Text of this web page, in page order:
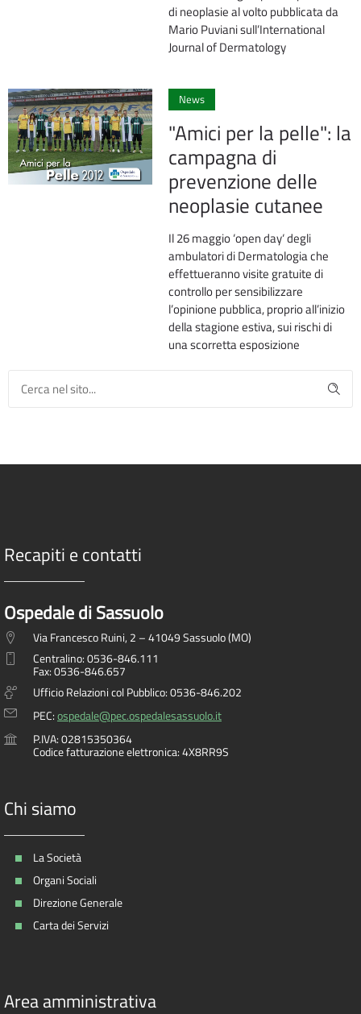
di neoplasie al volto pubblicata da
Mario Puviani sull’International
Journal of Dermatology
News
"Amici per la pelle": la
campagna di
prevenzione delle
neoplasie cutanee
Il 26 maggio ‘open day‘ degli
ambulatori di Dermatologia che
effettueranno visite gratuite di
controllo per sensibilizzare
l’opinione pubblica, proprio all’inizio
della stagione estiva, sui rischi di
una scorretta esposizione
Recapiti e contatti
Ospedale di Sassuolo
Via Francesco Ruini, 2 – 41049 Sassuolo (MO)
Centralino: 0536-846.111
Fax: 0536-846.657
Ufficio Relazioni col Pubblico: 0536-846.202
PEC:ospedale@pec.ospedalesassuolo.it
P.IVA: 02815350364
Codice fatturazione elettronica: 4X8RR9S
Chi siamo
La Società
Organi Sociali
Direzione Generale
Carta dei Servizi
Area amministrativa